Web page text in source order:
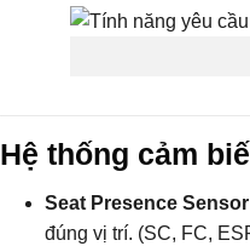
Hệ thống cảm
Seat Presence Sensor
đúng vị trí. (SC, FC,